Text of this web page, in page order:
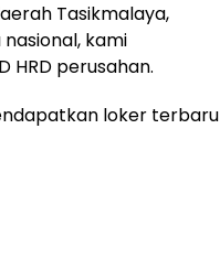
Tasikmalaya,
kami
HRD perusahan.
loker terbaru